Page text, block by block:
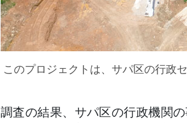
このプロジェクトは、サパ区の行政
調査の結果、サパ区の行政機関